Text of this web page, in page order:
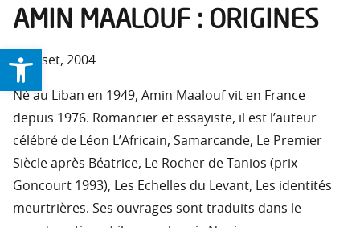
Ouvrir la barre d’outils
AMIN MAALOUF : ORIGINES
Grasset, 2004
Né au Liban en 1949, Amin Maalouf vit en France
depuis 1976. Romancier et essayiste, il est l’auteur
célébré de Léon L’Africain, Samarcande, Le Premier
Siècle après Béatrice, Le Rocher de Tanios (prix
Goncourt 1993), Les Echelles du Levant, Les identités
meurtrières. Ses ouvrages sont traduits dans le